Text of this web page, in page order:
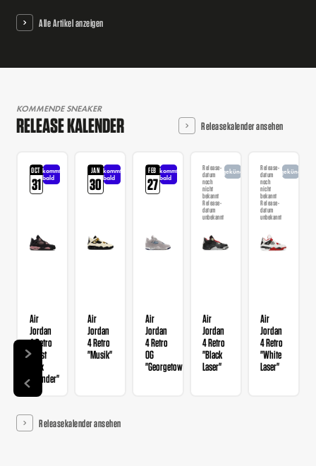
Alle Artikel anzeigen
KOMMENDE SNEAKER
RELEASE KALENDER Releasekalender ansehen
OCT
31
kommt
bald
Air
Jordan
4 Retro
"Rust
Pink
Thunder"
JAN
30
kommt
bald
Air
Jordan
4 Retro
"Musik"
FEB
27
kommt
bald
Air
Jordan
4 Retro
OG
"Georgetown"
Release-
datum
noch
nicht
bekannt
Release-
datum
unbekannt
angekündigt
Air
Jordan
4 Retro
"Black
Laser"
Release-
datum
noch
nicht
bekannt
Release-
datum
unbekannt
angekündigt
Air
Jordan
4 Retro
"White
Laser"
Releasekalender ansehen